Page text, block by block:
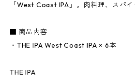
「West Coast IPA」。肉料理、スパイ
■ 商品内容
・THE IPA West Coast IPA × 6本
THE IPA